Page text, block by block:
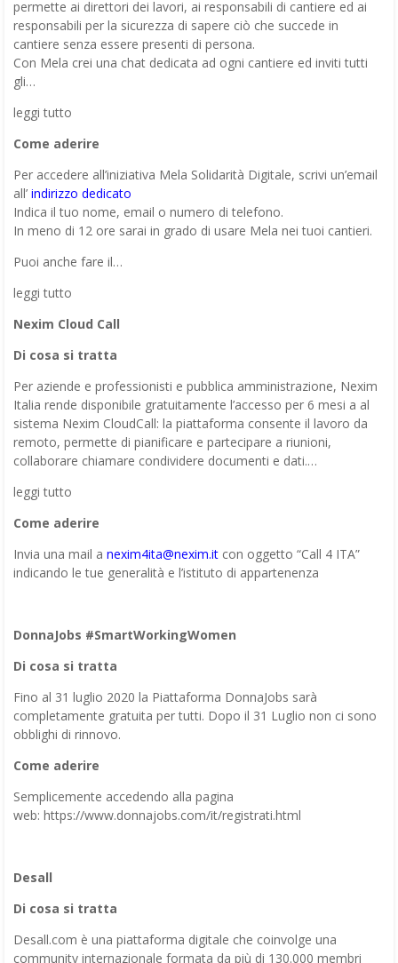
permette ai direttori dei lavori, ai responsabili di cantiere ed ai
responsabili per la sicurezza di sapere ciò che succede in
cantiere senza essere presenti di persona.
Con Mela crei una chat dedicata ad ogni cantiere ed inviti tutti
gli…
leggi tutto
Come aderire
Per accedere all’iniziativa Mela Solidarità Digitale, scrivi un’email
all’ indirizzo dedicato
Indica il tuo nome, email o numero di telefono.
In meno di 12 ore sarai in grado di usare Mela nei tuoi cantieri.
Puoi anche fare il…
leggi tutto
Nexim Cloud Call
Di cosa si tratta
Per aziende e professionisti e pubblica amministrazione, Nexim
Italia rende disponibile gratuitamente l’accesso per 6 mesi a al
sistema Nexim CloudCall: la piattaforma consente il lavoro da
remoto, permette di pianificare e partecipare a riunioni,
collaborare chiamare condividere documenti e dati.…
leggi tutto
Come aderire
Invia una mail a nexim4ita@nexim.it con oggetto “Call 4 ITA”
indicando le tue generalità e l’istituto di appartenenza
DonnaJobs #SmartWorkingWomen
Di cosa si tratta
Fino al 31 luglio 2020 la Piattaforma DonnaJobs sarà
completamente gratuita per tutti. Dopo il 31 Luglio non ci sono
obblighi di rinnovo.
Come aderire
Semplicemente accedendo alla pagina
web: https://www.donnajobs.com/it/registrati.html
Desall
Di cosa si tratta
Desall.com è una piattaforma digitale che coinvolge una
community internazionale formata da più di 130.000 membri